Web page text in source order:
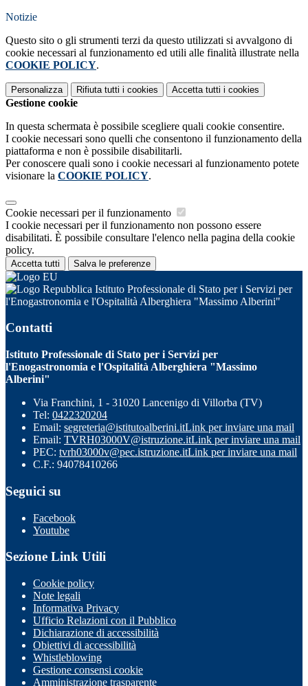
Notizie
Questo sito o gli strumenti terzi da questo utilizzati si avvalgono di
cookie necessari al funzionamento ed utili alle finalità illustrate nella
COOKIE POLICY.
Personalizza Rifiuta tutti i cookies Accetta tutti i cookies
Gestione cookie
In questa schermata è possibile scegliere quali cookie consentire.
I cookie necessari sono quelli che consentono il funzionamento della
piattaforma e non è possibile disabilitarli.
Per conoscere quali sono i cookie necessari al funzionamento potete
visionare la COOKIE POLICY.
Cookie necessari per il funzionamento
I cookie necessari per il funzionamento non possono essere
disabilitati. È possibile consultare l'elenco nella pagina della cookie
policy.
Accetta tutti Salva le preferenze
Istituto Professionale di Stato per i Servizi per
l'Enogastronomia e l'Ospitalità Alberghiera "Massimo Alberini"
Contatti
Istituto Professionale di Stato per i Servizi per
l'Enogastronomia e l'Ospitalità Alberghiera "Massimo
Alberini"
Via Franchini, 1 - 31020 Lancenigo di Villorba (TV)
Tel: 0422320204
Email: segreteria@istitutoalberini.itLink per inviare una mail
Email: TVRH03000V@istruzione.itLink per inviare una mail
PEC: tvrh03000v@pec.istruzione.itLink per inviare una mail
C.F.: 94078410266
Seguici su
Facebook
Youtube
Sezione Link Utili
Cookie policy
Note legali
Informativa Privacy
Ufficio Relazioni con il Pubblico
Dichiarazione di accessibilità
Obiettivi di accessibilità
Whistleblowing
Gestione consensi cookie
Amministrazione trasparente